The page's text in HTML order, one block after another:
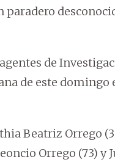
de
de este domingo
Beatriz Orrego
Orrego (73) y